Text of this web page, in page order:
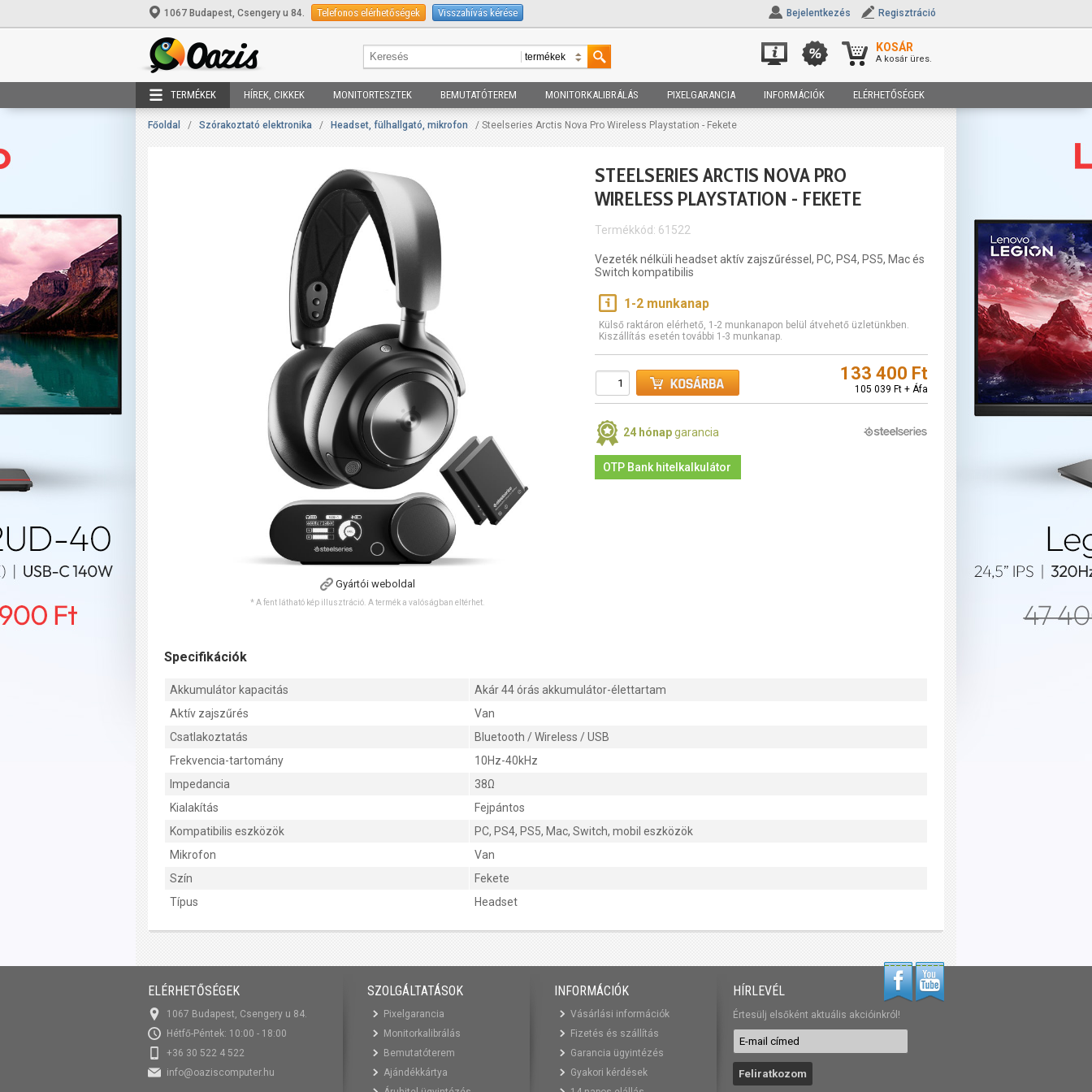
1067 Budapest, Csengery u 84. Telefonos elérhetőségek Visszahívás kérése Bejelentkezés Regisztráció
KOSÁR
A kosár üres.
TERMÉKEK HÍREK, CIKKEK MONITORTESZTEK BEMUTATÓTEREM MONITORKALIBRÁLÁS PIXELGARANCIA INFORMÁCIÓK ELÉRHETŐSÉGEK
Főoldal / Szórakoztató elektronika / Headset, fülhallgató, mikrofon / Steelseries Arctis Nova Pro Wireless Playstation - Fekete
Gyártói weboldal
* A fent látható kép illusztráció. A termék a valóságban eltérhet.
STEELSERIES ARCTIS NOVA PRO
WIRELESS PLAYSTATION - FEKETE
Termékkód: 61522
Vezeték nélküli headset aktív zajszűréssel, PC, PS4, PS5, Mac és
Switch kompatibilis
1-2 munkanap
Külső raktáron elérhető, 1-2 munkanapon belül átvehető üzletünkben.
Kiszállítás esetén további 1-3 munkanap.
133 400 Ft
105 039 Ft + Áfa
24 hónapgarancia
OTP Bank hitelkalkulátor
Specifikációk
Akkumulátor kapacitás
Akár 44 órás akkumulátor-élettartam
Aktív zajszűrés
Van
Csatlakoztatás
Bluetooth / Wireless / USB
Frekvencia-tartomány
10Hz-40kHz
Impedancia
38Ω
Kialakítás
Fejpántos
Kompatibilis eszközök
PC, PS4, PS5, Mac, Switch, mobil eszközök
Mikrofon
Van
Szín
Fekete
Típus
Headset
ELÉRHETŐSÉGEK
1067 Budapest, Csengery u 84.
Hétfő-Péntek: 10:00 - 18:00
+36 30 522 4 522
info@oaziscomputer.hu
SZOLGÁLTATÁSOK
Pixelgarancia
Monitorkalibrálás
Bemutatóterem
Ajándékkártya
INFORMÁCIÓK
Vásárlási információk
Fizetés és szállítás
Garancia ügyintézés
Gyakori kérdések
HÍRLEVÉL
Értesülj elsőként aktuális akcióinkról!